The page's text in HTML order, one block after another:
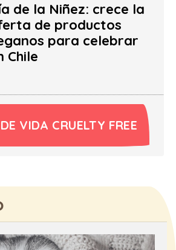
de la Niñez: crece la
de productos
para celebrar
Chile
VIDA CRUELTY FREE